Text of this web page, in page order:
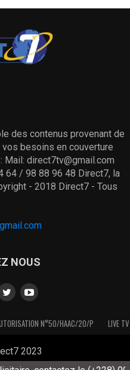
des contenus provenant de
besoins en couverture
Mail: direct7tv@gmail.com
64 / 98 88 96 48 Direct7, la
- 2018 Direct7 - Tous
NOUS
N°50/HAAC/20/P LIVE TV
2023